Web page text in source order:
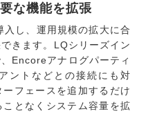
な機能を拡張
し、運用規模の拡大に合
きます。LQシリーズイン
Encoreアナログパーティ
ントなどとの接続にも対
フェースを追加するだけ
となくシステム容量を拡